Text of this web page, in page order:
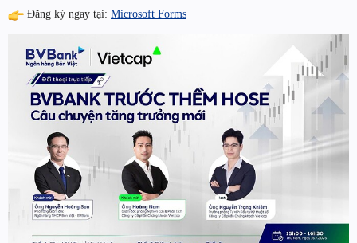
Đăng ký ngay tại: Microsoft Forms